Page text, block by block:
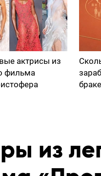
актрисы из
фильма
из